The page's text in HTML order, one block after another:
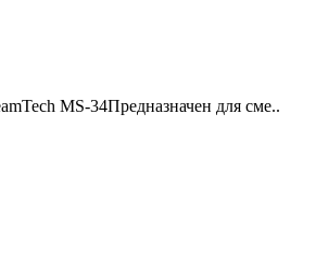
MS-34Предназначен для сме..